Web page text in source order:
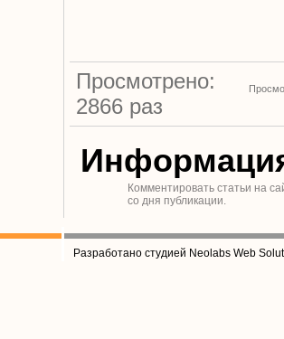
Просмотрено:
2866 раз
Комментировать статьи на
со дня публикации.
Разработано студией Neolabs Web